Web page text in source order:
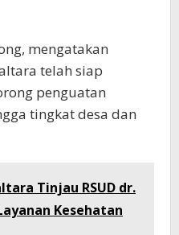
mengatakan
telah siap
penguatan
tingkat desa dan
Tinjau RSUD dr.
Kesehatan